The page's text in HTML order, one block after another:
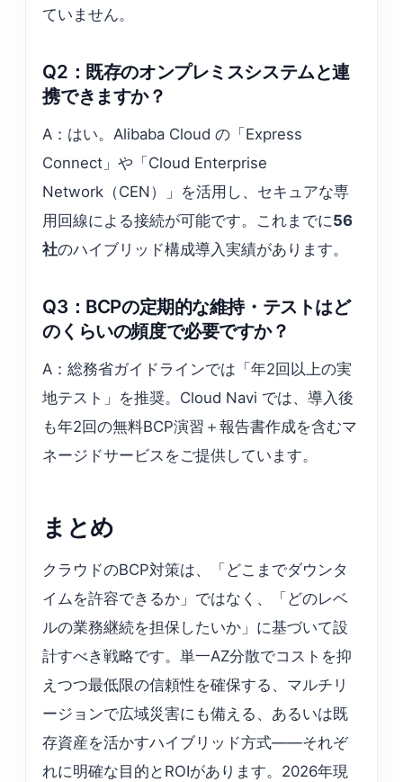
ていません。
Q2：既存のオンプレミスシステムと連
携できますか？
A：はい。Alibaba Cloud の「Express
Connect」や「Cloud Enterprise
Network（CEN）」を活用し、セキュアな専
用回線による接続が可能です。これまでに56
社のハイブリッド構成導入実績があります。
Q3：BCPの定期的な維持・テストはど
のくらいの頻度で必要ですか？
A：総務省ガイドラインでは「年2回以上の実
地テスト」を推奨。Cloud Navi では、導入後
も年2回の無料BCP演習＋報告書作成を含むマ
ネージドサービスをご提供しています。
まとめ
クラウドのBCP対策は、「どこまでダウンタ
イムを許容できるか」ではなく、「どのレベ
ルの業務継続を担保したいか」に基づいて設
計すべき戦略です。単一AZ分散でコストを抑
えつつ最低限の信頼性を確保する、マルチリ
ージョンで広域災害にも備える、あるいは既
存資産を活かすハイブリッド方式——それぞ
れに明確な目的とROIがあります。2026年現